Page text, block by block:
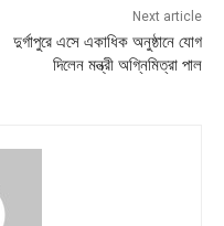
Next article
দুর্গাপুরে এসে একাধিক অনুষ্ঠানে যোগ
দিলেন মন্ত্রী অগ্নিমিত্রা পাল